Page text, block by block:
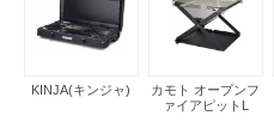
KINJA(キンジャ)
カモト オープンフ
ァイアピットL